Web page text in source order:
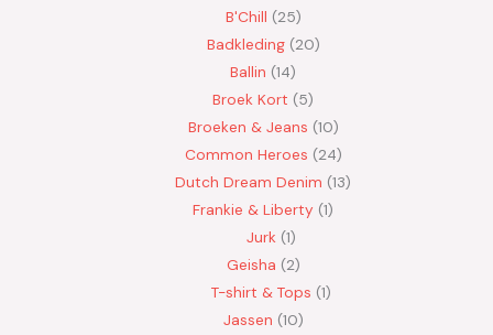
B'Chill 25
Badkleding 20
Ballin 14
Broek Kort 5
Broeken & Jeans 10
Common Heroes 24
Dutch Dream Denim 13
Frankie & Liberty 1
Jurk 1
Geisha 2
T-shirt & Tops 1
Jassen 10